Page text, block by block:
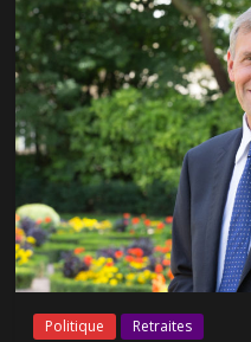
Politique Retraites